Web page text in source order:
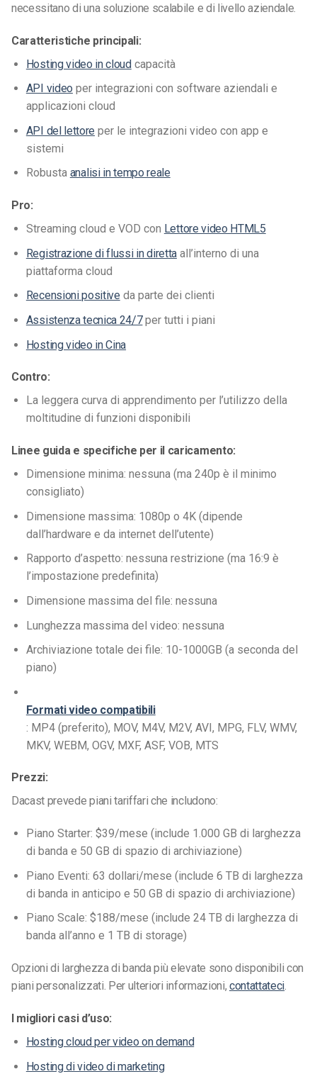
necessitano di una soluzione scalabile e di livello aziendale.
Caratteristiche principali:
Hosting video in cloudcapacità
API video per integrazioni con software aziendali e
applicazioni cloud
API del lettore per le integrazioni video con app e
sistemi
Robusta analisi in tempo reale
Pro:
Streaming cloud e VOD con Lettore video HTML5
Registrazione di flussi in direttaall’interno di una
piattaforma cloud
Recensioni positive da parte dei clienti
Assistenza tecnica 24/7per tutti i piani
Hosting video in Cina
Contro:
La leggera curva di apprendimento per l’utilizzo della
moltitudine di funzioni disponibili
Linee guida e specifiche per il caricamento:
Dimensione minima: nessuna (ma 240p è il minimo
consigliato)
Dimensione massima: 1080p o 4K (dipende
dall’hardware e da internet dell’utente)
Rapporto d’aspetto: nessuna restrizione (ma 16:9 è
l’impostazione predefinita)
Dimensione massima del file: nessuna
Lunghezza massima del video: nessuna
Archiviazione totale dei file: 10-1000GB (a seconda del
piano)
Formati video compatibili
: MP4 (preferito), MOV, M4V, M2V, AVI, MPG, FLV, WMV,
MKV, WEBM, OGV, MXF, ASF, VOB, MTS
Prezzi:
Dacast prevede piani tariffari che includono:
Piano Starter: $39/mese (include 1.000 GB di larghezza
di banda e 50 GB di spazio di archiviazione)
Piano Eventi: 63 dollari/mese (include 6 TB di larghezza
di banda in anticipo e 50 GB di spazio di archiviazione)
Piano Scale: $188/mese (include 24 TB di larghezza di
banda all’anno e 1 TB di storage)
Opzioni di larghezza di banda più elevate sono disponibili con
piani personalizzati. Per ulteriori informazioni, contattateci.
I migliori casi d’uso:
Hosting cloud per video on demand
Hosting di video di marketing